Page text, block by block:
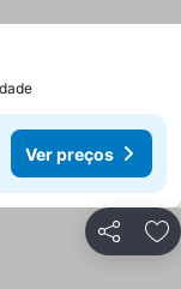
Ver preços
Partilhar